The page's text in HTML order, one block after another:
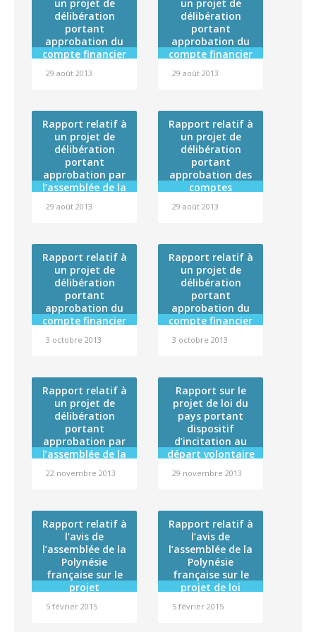
l’Autorité de
Sûreté Nucléaire
un projet de
délibération
portant
approbation du
compte financier
de l’établissement
dénommé
« Centre de
formation
professionnelle
des adultes –
CFPA » et
affectation de son
résultat
29 août 2013
un projet de
délibération
portant
approbation du
compte financier
de l’établissement
dénommé « Fare
Tama Hau » et
affectation de son
résultat
29 août 2013
Rapport relatif à
un projet de
délibération
portant
approbation par
l’assemblée de la
française de la
2013-2018 entre la
Polynésie
française et
l’Agence nationale
de sécurité du
médicament et
des produits de
santé
29 août 2013
Rapport relatif à
un projet de
délibération
portant
approbation des
comptes
l’exercice 2012 du
française (budget
général), du
Centre de
transfusion
sanguine (budget
annexe), du
Service d’aide
médicale urgente
de Nivee (budget
annexe), de l’Hôtel
des familles
(budget annexe),
de l’Ecole de
sages-femmes
(budget annexe)
Département de
et affectation des
résultats de
chacun de ces
budgets
29 août 2013
Rapport relatif à
un projet de
délibération
portant
approbation du
compte financier
du Conservatoire
française et
affectation de son
résultat
3 octobre 2013
Rapport relatif à
un projet de
délibération
portant
approbation du
compte financier
formation
l’exercice 2012 et
affectation de son
résultat
3 octobre 2013
Rapport relatif à
un projet de
délibération
portant
approbation par
l’assemblée de la
française de la
française relative
au Régiment du
service militaire
adapté en
Polynésie
française
22 novembre 2013
Rapport sur le
projet de loi du
pays portant
dispositif
d’incitation au
départ volontaire
fonctionnaires
Polynésie
française
29 novembre 2013
Rapport relatif à
l’avis de
l’assemblée de la
Polynésie
française sur le
projet
portant extension
5 février 2015
Rapport relatif à
l’avis de
l’assemblée de la
Polynésie
française sur le
projet de loi
l’approbation de
5 février 2015